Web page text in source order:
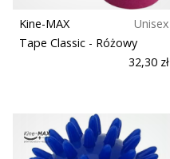
Kine-MAX
Unisex
Tape Classic - Różowy
32,30 zł